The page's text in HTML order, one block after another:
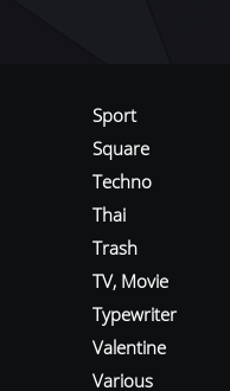
Sport
Square
Techno
Thai
Trash
TV, Movie
Typewriter
Valentine
Various